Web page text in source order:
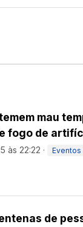
mau
fogo de
às 22:22 · Eventos
de